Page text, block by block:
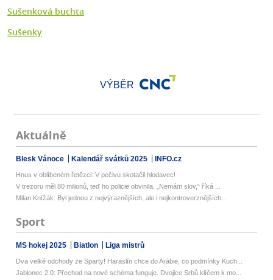
Sušenková buchta
Sušenky
VÝBĚR
Aktuálně
Blesk Vánoce Kalendář svátků 2025 INFO.cz
Hnus v oblíbeném řetězci: V pečivu skotačil hlodavec!
V trezoru měl 80 milionů, teď ho policie obvinila. „Nemám slov,“ říká ...
Milan Knížák: Byl jednou z nejvýraznějších, ale i nejkontroverznějších...
Sport
MS hokej 2025 Biatlon Liga mistrů
Dva velké odchody ze Sparty! Haraslín chce do Arábie, co podmínky Kuch...
Jablonec 2.0: Přechod na nové schéma funguje. Dvojice Srbů klíčem k mo...